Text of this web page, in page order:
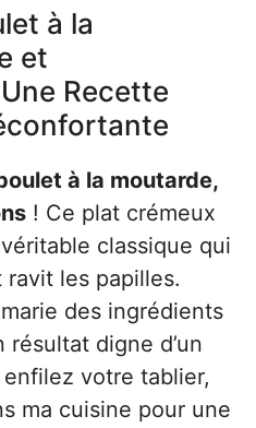
à la
et
Recette
à la moutarde,
! Ce plat crémeux
classique qui
les papilles.
des ingrédients
digne d’un
votre tablier,
ma cuisine pour une